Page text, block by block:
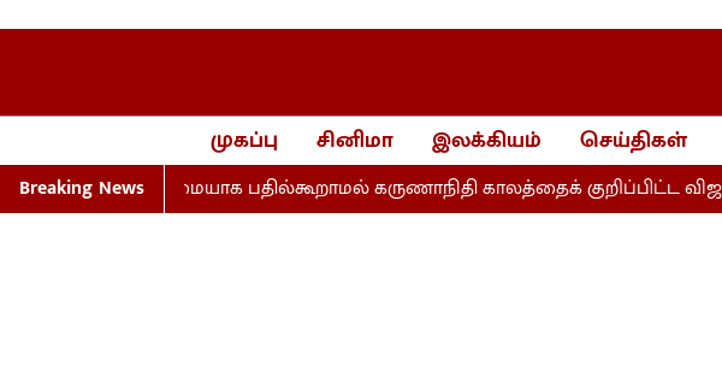
முகப்பு சினிமா இலக்கியம் செய்திகள்
Breaking News
முழுமையாக பதில்கூறாமல் கருணாநிதி காலத்தைக் குறிப்பிட்ட விஜய்!